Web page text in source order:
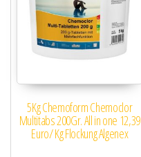
5Kg Chemoform Chemoclor
Multitabs 200Gr. All in one 12,39
Euro/ Kg Flockung Algenex